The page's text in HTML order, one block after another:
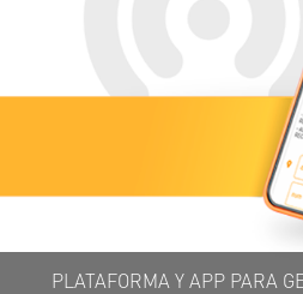
PLATAFORMA Y APP PARA